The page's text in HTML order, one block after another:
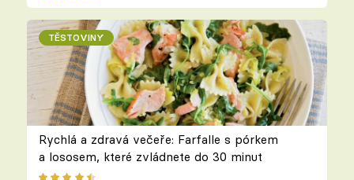
TĚSTOVINY
Rychlá a zdravá večeře: Farfalle s pórkem
a lososem, které zvládnete do 30 minut